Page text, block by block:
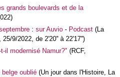
grands boulevards et de la
: sur Auvio- Podcast(La
9/2022, de 2'20'' à 22'17'')
il modernisé Namur?" (RCF,
oublié(Un jour dans l'Histoire, La